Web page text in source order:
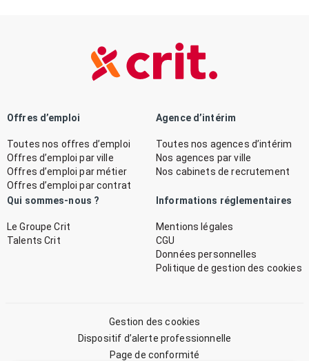
Offres d’emploi
Toutes nos offres d’emploi
Offres d’emploi par ville
Offres d’emploi par métier
Offres d’emploi par contrat
Agence d’intérim
Toutes nos agences d’intérim
Nos agences par ville
Nos cabinets de recrutement
Qui sommes-nous ?
Le Groupe Crit
Talents Crit
Informations réglementaires
Mentions légales
CGU
Données personnelles
Politique de gestion des cookies
Gestion des cookies
Dispositif d’alerte professionnelle
Page de conformité